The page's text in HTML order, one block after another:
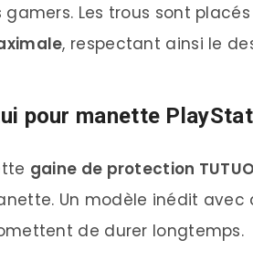
gamers. Les trous sont
, respectant ainsi le
pour manette
gaine de protection TUTUO
Un modèle inédit avec
de durer longtemps.